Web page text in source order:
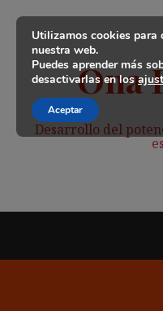
contenido
Ona
Desarrollo del
Utilizamos cookies para
nuestra web.
Puedes aprender más
desactivarlas en los
Aceptar